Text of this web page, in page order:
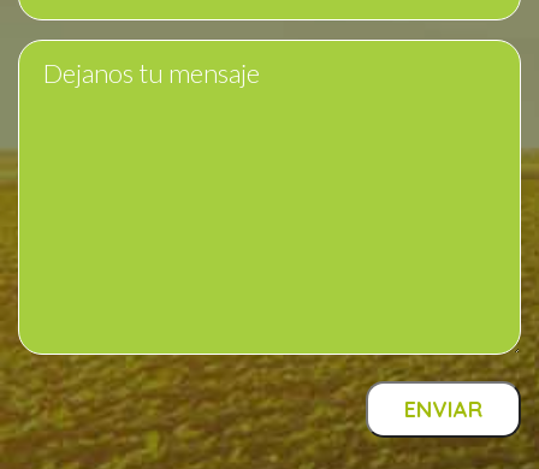
ENVIAR